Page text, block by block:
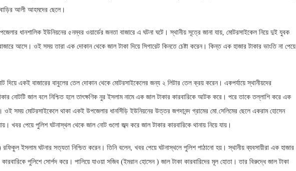
বাড়ির আলী আহমদের ছেলে।
ধানশালিক ইউনিয়নের ৫নম্বর ওয়ার্ডের জনতা বাজারে এ ঘটনা ঘটে। স্থানীয় সূত্রে জানা যায়, মোটরসাইকেল নিয়ে দুই যুবক
আসে। ওই সময় তারা এক দোকান থেকে জাল টাকা দিয়ে সিগারেট কিনতে চেষ্টা করেন। কিন্ত এক হাজার টাকার ভাংতি না পেয়ে
দিয়ে একই বাজারের বাবুলের তেল দোকান থেকে মোটরসাইকেলের জন্য ২ লিটার তেল ক্রয় করেন। একপর্যায়ে স্থানীয়দের
নোটটি জাল বলে নিশ্চিত হলে তাৎক্ষণিক নুর ইসলাম নামে এক জাল টাকার কারবারিকে আটক করে। পরে তাকে তল্লাশি করে এক
ওই সময় মোটরসাইকেলে থাকা একই উপজেলার ধানসিঁড়ি ইউনিয়নের উত্তর জগদানন্দ গ্রামের মো.সেলিমের ছেলে একরাম হোসেন
খবর পেয়ে পুলিশ ঘটনাস্থল থেকে জাল নোট গুলো জব্দ করে জাল টাকার কারবারিকে থানায় নিয়ে যায়।
রফিকুল ইসলাম ঘটনার সত্যতা নিশ্চিত করেন। তিনি বলেন, খবর পেয়ে ঘটনাস্থলে পুলিশ পাঠানো হয়। স্থানীয় ব্যবসায়ীরা এক হাজার
পুলিশে সোর্পদ করে। পালিয়ে যাওয়া সজিব (ইমরান হোসেন ) জাল টাকা কারবারিদের মূল হোতা। তার বিরুদ্ধে জাল টাকা